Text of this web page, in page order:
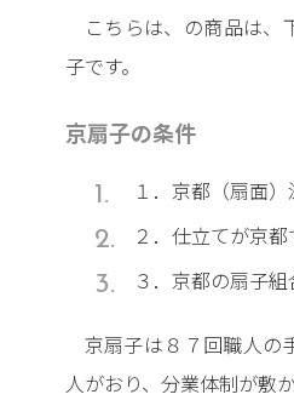
こちらは、の商品は
子です。
京扇子の条件
１．京都（扇面
２．仕立てが京
３．京都の扇子
京扇子は８７回職人の
人がおり、分業体制が敷